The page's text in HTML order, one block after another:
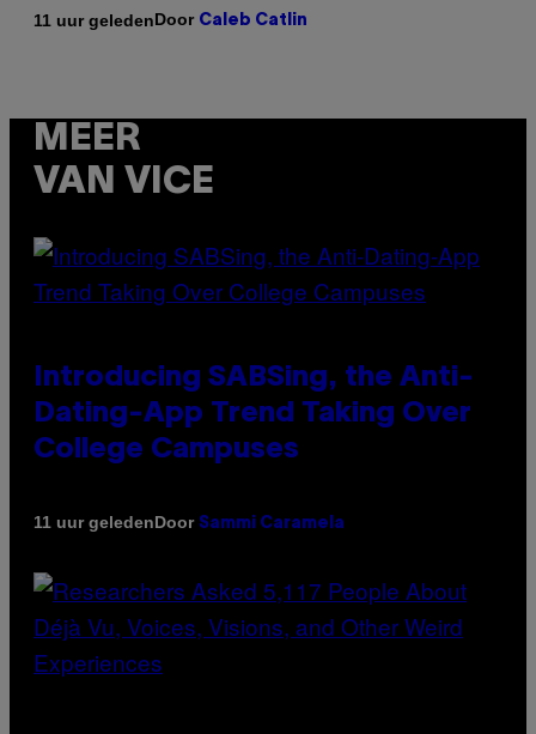
11 uur geledenDoor Caleb Catlin
MEER
VAN VICE
Introducing SABSing, the Anti-
Dating-App Trend Taking Over
College Campuses
11 uur geledenDoor Sammi Caramela